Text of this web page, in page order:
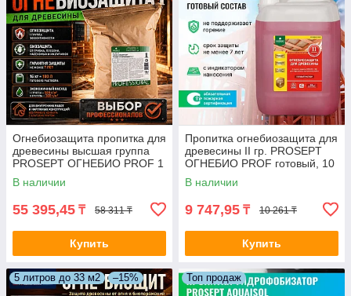
Огнебиозащита пропитка для
древесины высшая группа
PROSEPT ОГНЕБИО PROF 1
концентрат 16 кг (200-330
м2)
В наличии
55 395,45 ₸ 58 311 ₸
Купить
Пропитка огнебиозащита для
древесины II гр. PROSEPT
ОГНЕБИО PROF готовый, 10
л КРАСНАЯ арт. 006-10 К
В наличии
9 747,95 ₸ 10 261 ₸
Купить
5 литров до 33 м2 –15% Топ продаж